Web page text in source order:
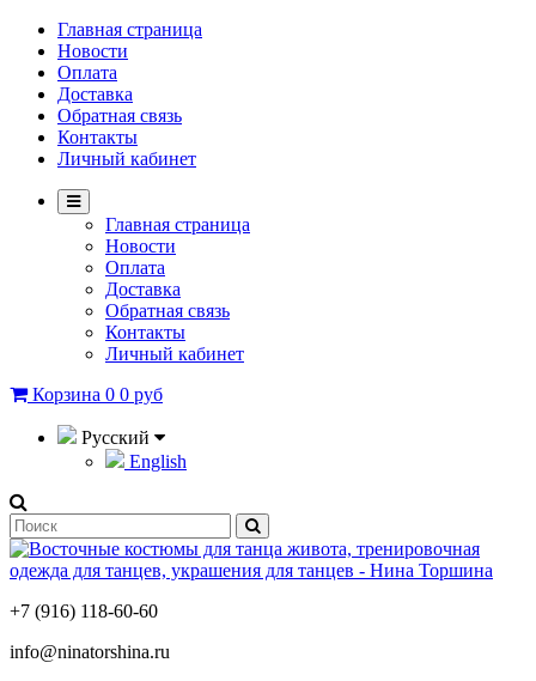
Главная страница
Новости
Оплата
Доставка
Обратная связь
Контакты
Личный кабинет
Главная страница
Новости
Оплата
Доставка
Обратная связь
Контакты
Личный кабинет
Корзина 0 0 руб
Русский
English
+7 (916) 118-60-60
info@ninatorshina.ru